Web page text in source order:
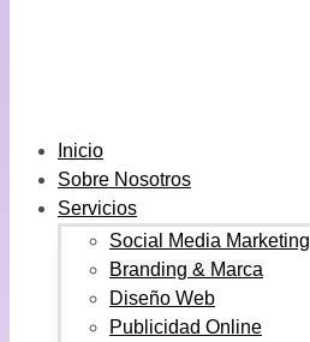
Inicio
Sobre Nosotros
Servicios
Social Media Marketing
Branding & Marca
Diseño Web
Publicidad Online